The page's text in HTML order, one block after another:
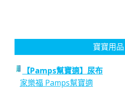
寶寶用品
【Pamps幫寶適】尿布
家樂福 Pamps幫寶適